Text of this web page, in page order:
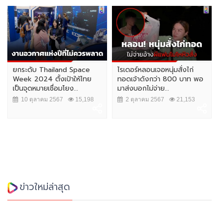
ยกระดับ Thailand Space
Week 2024 ตั้งเป้าให้ไทย
เป็นจุดหมายเชื่อมโยง...
10 ตุลาคม 2567 15,198
ไรเดอร์หลอนเจอหนุ่มสั่งไก่
ทอดเจ้าดังกว่า 800 บาท พอ
มาส่งบอกไม่จ่าย...
2 ตุลาคม 2567 21,153
ข่าวใหม่ล่าสุด